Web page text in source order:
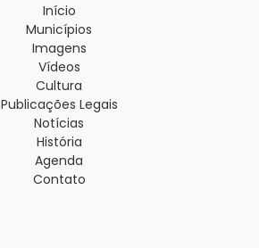
Início
Municípios
Imagens
Vídeos
Cultura
Publicações Legais
Notícias
História
Agenda
Contato